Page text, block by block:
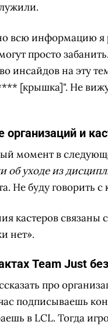
всю информацию я
просто
инсайдов на эту
[крышка]". Не
организаций и
момент в
об уходе из
Не буду говорить
кастеров связаны
нет».
Team Just
про
подписываешь
в LCL. Тогда